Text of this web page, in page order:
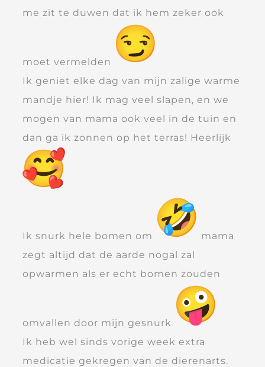
me zit te duwen dat ik hem zeker ook
moet vermelden
Ik geniet elke dag van mijn zalige warme
mandje hier! Ik mag veel slapen, en we
mogen van mama ook veel in de tuin en
dan ga ik zonnen op het terras! Heerlijk
Ik snurk hele bomen om
mama
zegt altijd dat de aarde nogal zal
opwarmen als er echt bomen zouden
omvallen door mijn gesnurk
Ik heb wel sinds vorige week extra
medicatie gekregen van de dierenarts.